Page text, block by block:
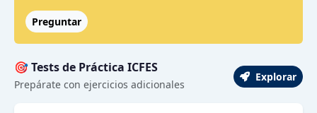
Preguntar
🎯 Tests de Práctica ICFES
Prepárate con ejercicios adicionales
Explorar